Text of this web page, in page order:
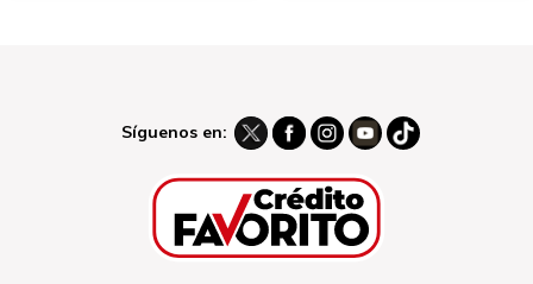
Síguenos en: